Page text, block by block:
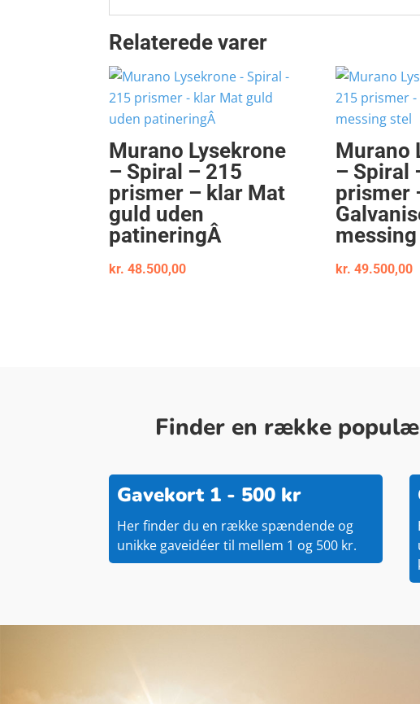
Relaterede varer
Murano Lysekrone
– Spiral – 215
prismer – klar Mat
guld uden
patineringÂ
kr. 48.500,00
Murano
– Spiral
prismer
messing
kr. 49.500,00
Finder en række
Gavekort 1 - 500 kr
Her finder du en række spændende og
unikke gaveidéer til mellem 1 og 500 kr.